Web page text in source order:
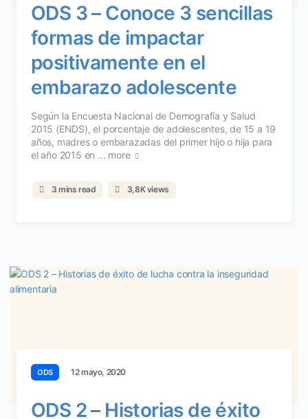
ODS 3 – Conoce 3 sencillas
formas de impactar
positivamente en el
embarazo adolescente
Según la Encuesta Nacional de Demografía y Salud
2015 (ENDS), el porcentaje de adolescentes, de 15 a 19
años, madres o embarazadas del primer hijo o hija para
el año 2015 en ... more
3 mins read 3,8K views
ODS 12 mayo, 2020
ODS 2 – Historias de éxito